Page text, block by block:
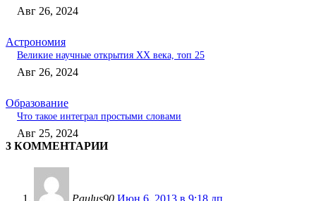
Авг 26, 2024
Астрономия
Великие научные открытия XX века, топ 25
Авг 26, 2024
Образование
Что такое интеграл простыми словами
Авг 25, 2024
3 КОММЕНТАРИИ
Paulus90 Июн 6, 2013 в 9:18 дп